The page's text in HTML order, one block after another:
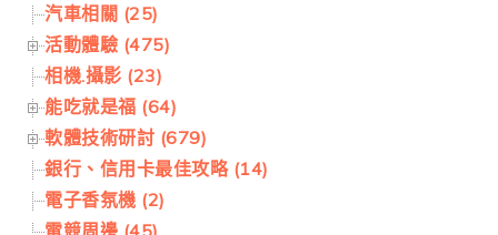
汽車相關 (25)
活動體驗 (475)
相機.攝影 (23)
能吃就是福 (64)
軟體技術研討 (679)
銀行、信用卡最佳攻略 (14)
電子香氛機 (2)
電競周邊 (45)